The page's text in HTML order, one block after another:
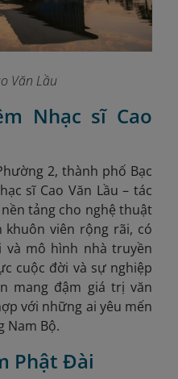
Văn Lầu
Nhạc sĩ Cao
2, thành phố Bạc
sĩ Cao Văn Lầu – tác
tảng cho nghệ thuật
khuôn viên rộng rãi, có
mô hình nhà truyền
cuộc đời và sự nghiệp
mang đậm giá trị văn
với những ai yêu mến
Nam Bộ.
Phật Đài